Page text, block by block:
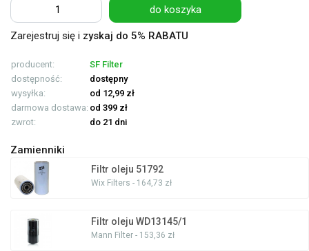
do koszyka
Zarejestruj się i zyskaj do 5% RABATU
producent:
SF Filter
dostępność:
dostępny
wysyłka:
od 12,99 zł
darmowa dostawa: od 399 zł
zwrot:
do 21 dni
Zamienniki
Filtr oleju 51792
Wix Filters - 164,73 zł
Filtr oleju WD13145/1
Mann Filter - 153,36 zł